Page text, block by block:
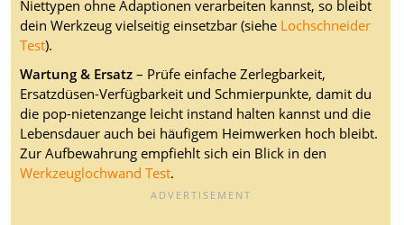
Niettypen ohne Adaptionen verarbeiten kannst, so bleibt
dein Werkzeug vielseitig einsetzbar (siehe Lochschneider
Test).
Wartung & Ersatz– Prüfe einfache Zerlegbarkeit,
Ersatzdüsen-Verfügbarkeit und Schmierpunkte, damit du
die pop-nietenzange leicht instand halten kannst und die
Lebensdauer auch bei häufigem Heimwerken hoch bleibt.
Zur Aufbewahrung empfiehlt sich ein Blick in den
Werkzeuglochwand Test.